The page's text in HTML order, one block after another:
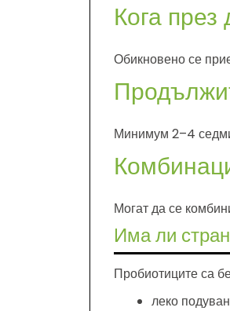
Кога през
Обикновено се
Минимум 2–4
Могат да се
Има ли
Пробиотиците са
леко